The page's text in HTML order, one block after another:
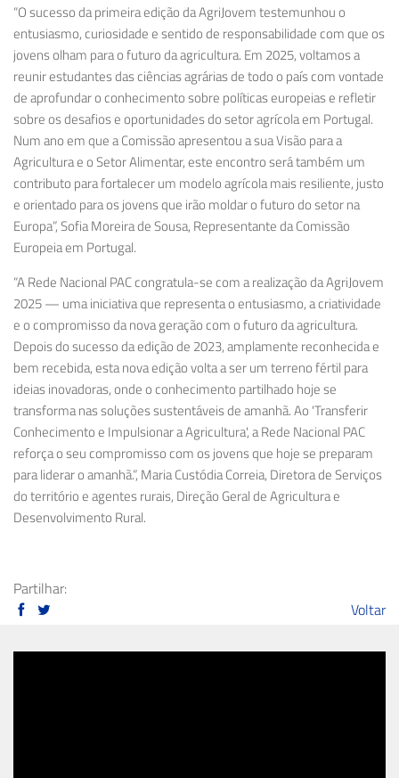
“O sucesso da primeira edição da AgriJovem testemunhou o
entusiasmo, curiosidade e sentido de responsabilidade com que os
jovens olham para o futuro da agricultura. Em 2025, voltamos a
reunir estudantes das ciências agrárias de todo o país com vontade
de aprofundar o conhecimento sobre políticas europeias e refletir
sobre os desafios e oportunidades do setor agrícola em Portugal.
Num ano em que a Comissão apresentou a sua Visão para a
Agricultura e o Setor Alimentar, este encontro será também um
contributo para fortalecer um modelo agrícola mais resiliente, justo
e orientado para os jovens que irão moldar o futuro do setor na
Europa”, SofiaMoreira de Sousa, Representante da Comissão
Europeia em Portugal.
“A Rede Nacional PAC congratula-se com a realização da AgriJovem
2025 — uma iniciativa que representa o entusiasmo, a criatividade
e o compromisso da nova geração com o futuro da agricultura.
Depois do sucesso da edição de 2023, amplamente reconhecida e
bem recebida, esta nova edição volta a ser um terreno fértil para
ideias inovadoras, onde o conhecimento partilhado hoje se
transforma nas soluções sustentáveis de amanhã. Ao 'Transferir
Conhecimento e Impulsionar a Agricultura', a Rede Nacional PAC
reforça o seu compromisso com os jovens que hoje se preparam
para liderar o amanhã.”, MariaCustódia Correia, Diretora de Serviços
do território e agentes rurais, Direção Geral de Agricultura e
Desenvolvimento Rural.
Partilhar:
Voltar